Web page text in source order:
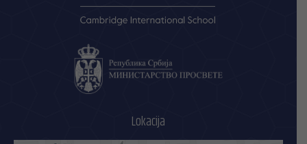
Lokacija